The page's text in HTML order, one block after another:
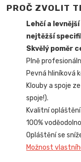
PROČ ZVOLIT
Lehčí a
nejtěžší
Skvělý poměr
Plně
Pevná hliníková
Klouby a spoje
spoje!).
Kvalitní
100%
Opláštění se
Možnost